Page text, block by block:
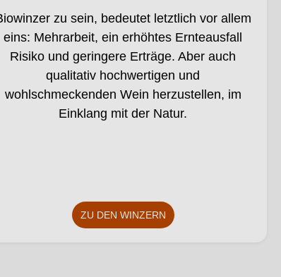
zu sein, bedeutet letztlich vor allem
eins: Mehrarbeit, ein erhöhtes Ernteausfall
Risiko und geringere Erträge. Aber auch
qualitativ hochwertigen und
wohlschmeckenden Wein herzustellen, im
Einklang mit der Natur.
ZU DEN WINZERN